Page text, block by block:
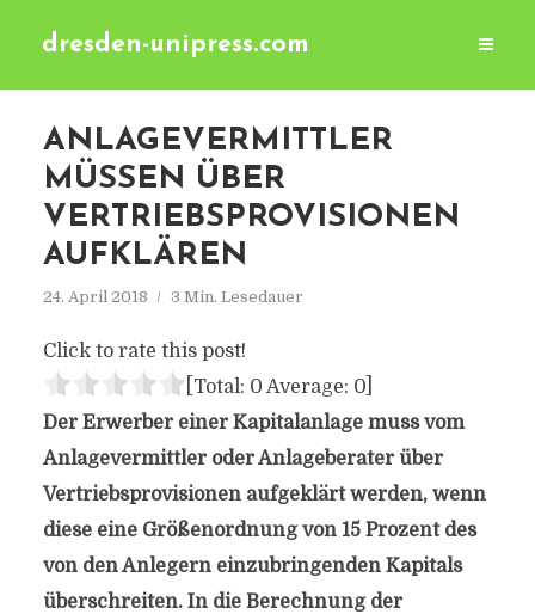
dresden-unipress.com
ANLAGEVERMITTLER
MÜSSEN ÜBER
VERTRIEBSPROVISIONEN
AUFKLÄREN
24. April 2018 3 Min. Lesedauer
Click to rate this post!
[Total: 0 Average: 0]
Der Erwerber einer Kapitalanlage muss vom
Anlagevermittler oder Anlageberater über
Vertriebsprovisionen aufgeklärt werden, wenn
diese eine Größenordnung von 15 Prozent des
von den Anlegern einzubringenden Kapitals
überschreiten. In die Berechnung der